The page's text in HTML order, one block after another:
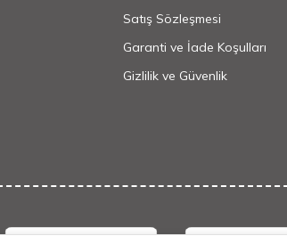
Satış Sözleşmesi
Garanti ve İade Koşulları
Gizlilik ve Güvenlik